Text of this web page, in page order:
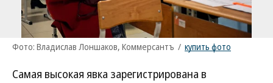
Фото: Владислав Лоншаков, Коммерсантъ / купить фото
Самая высокая явка зарегистрирована в